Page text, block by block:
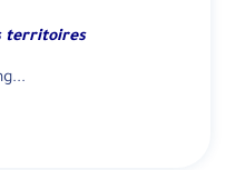
territoires